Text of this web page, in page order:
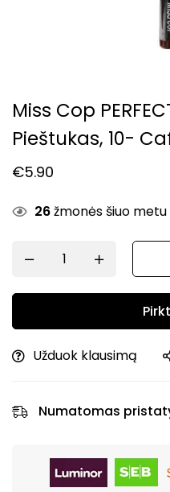
Miss Cop
Pieštukas, 10-
€5.90
26žmonės šiuo metu
Užduok klausimą
Numatomas